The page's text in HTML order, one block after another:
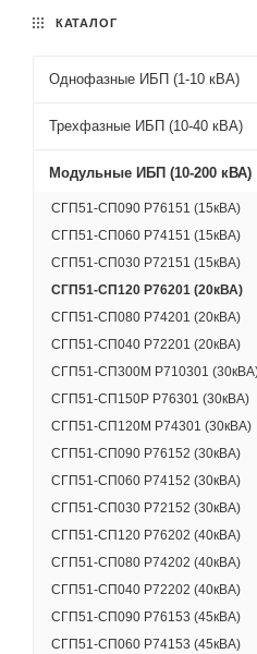
КАТАЛОГ
Однофазные ИБП (1-10 кВА)
Трехфазные ИБП (10-40 кВА)
Модульные ИБП (10-200 кВА)
СГП51-СП090 Р76151 (15кВА)
СГП51-СП060 Р74151 (15кВА)
СГП51-СП030 Р72151 (15кВА)
СГП51-СП120 Р76201 (20кВА)
СГП51-СП080 Р74201 (20кВА)
СГП51-СП040 Р72201 (20кВА)
СГП51-СП300М Р710301
СГП51-СП150Р Р76301 (30кВА)
СГП51-СП120M Р74301 (30кВА)
СГП51-СП090 Р76152 (30кВА)
СГП51-СП060 Р74152 (30кВА)
СГП51-СП030 Р72152 (30кВА)
СГП51-СП120 Р76202 (40кВА)
СГП51-СП080 Р74202 (40кВА)
СГП51-СП040 Р72202 (40кВА)
СГП51-СП090 Р76153 (45кВА)
СГП51-СП060 Р74153 (45кВА)